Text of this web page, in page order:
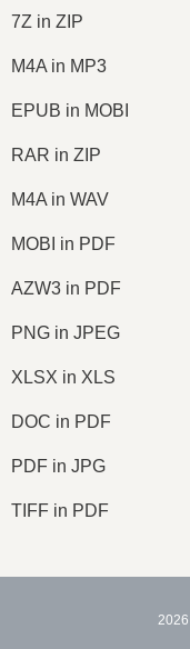
7Z in ZIP
M4A in MP3
EPUB in MOBI
RAR in ZIP
M4A in WAV
MOBI in PDF
AZW3 in PDF
PNG in JPEG
XLSX in XLS
DOC in PDF
PDF in JPG
TIFF in PDF
2026